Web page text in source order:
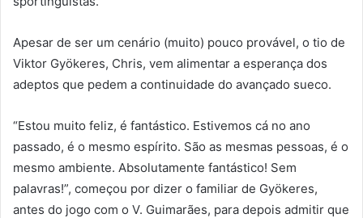
Apesar de ser um cenário (muito) pouco provável, o tio de
Viktor Gyökeres, Chris, vem alimentar a esperança dos
adeptos que pedem a continuidade do avançado sueco.
“Estou muito feliz, é fantástico. Estivemos cá no ano
passado, é o mesmo espírito. São as mesmas pessoas, é o
mesmo ambiente. Absolutamente fantástico! Sem
palavras!”, começou por dizer o familiar de Gyökeres,
antes do jogo com o V. Guimarães, para depois admitir que